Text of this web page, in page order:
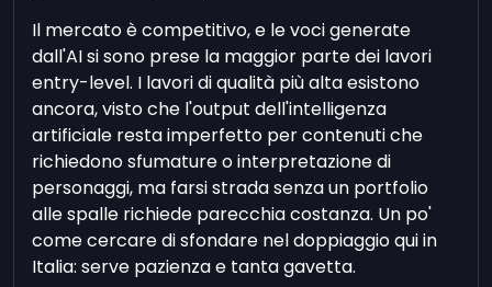
Il mercato è competitivo, e le voci generate
dall'AI si sono prese la maggior parte dei lavori
entry-level. I lavori di qualità più alta esistono
ancora, visto che l'output dell'intelligenza
artificiale resta imperfetto per contenuti che
richiedono sfumature o interpretazione di
personaggi, ma farsi strada senza un portfolio
alle spalle richiede parecchia costanza. Un po'
come cercare di sfondare nel doppiaggio qui in
Italia: serve pazienza e tanta gavetta.